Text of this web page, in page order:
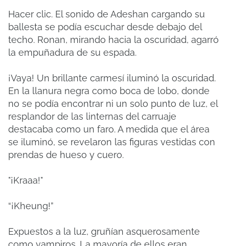
Hacer clic. El sonido de Adeshan cargando su
ballesta se podía escuchar desde debajo del
techo. Ronan, mirando hacia la oscuridad, agarró
la empuñadura de su espada.
¡Vaya! Un brillante carmesí iluminó la oscuridad.
En la llanura negra como boca de lobo, donde
no se podía encontrar ni un solo punto de luz, el
resplandor de las linternas del carruaje
destacaba como un faro. A medida que el área
se iluminó, se revelaron las figuras vestidas con
prendas de hueso y cuero.
"¡Kraaa!"
“¡Kheung!”
Expuestos a la luz, gruñían asquerosamente